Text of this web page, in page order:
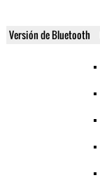
Versión de Bluetooth